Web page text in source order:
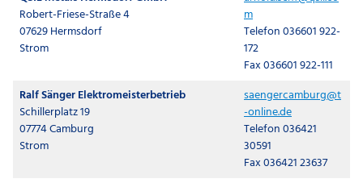
Robert-Friese-Straße 4
07629 Hermsdorf
Strom
m
Telefon 036601 922-
172
Fax 036601 922-111
Ralf Sänger Elektromeisterbetrieb
Schillerplatz 19
07774 Camburg
Strom
saengercamburg@t
-online.de
Telefon 036421
30591
Fax 036421 23637